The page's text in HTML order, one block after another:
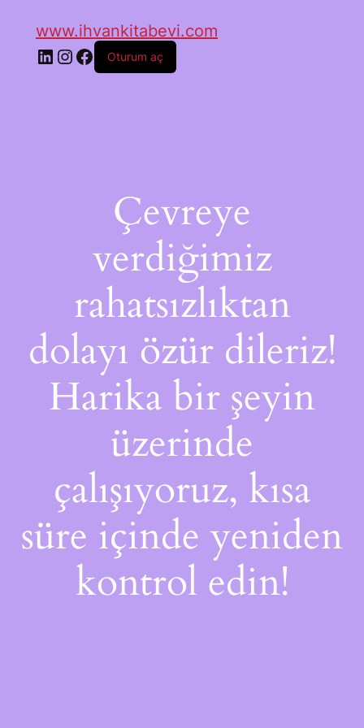
www.ihvankitabevi.com
Oturum aç
Çevreye
verdiğimiz
rahatsızlıktan
dolayı özür dileriz!
Harika bir şeyin
üzerinde
çalışıyoruz, kısa
süre içinde yeniden
kontrol edin!